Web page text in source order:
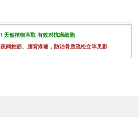
天然植物萃取 有效对抗癌细胞
间抽筋、腰背疼痛，防治骨质疏松立竿见影